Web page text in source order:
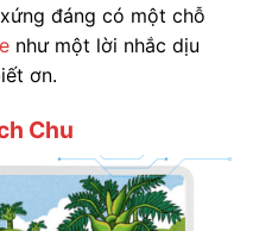
đáng có một chỗ
như một lời nhắc dịu
ơn.
Chu